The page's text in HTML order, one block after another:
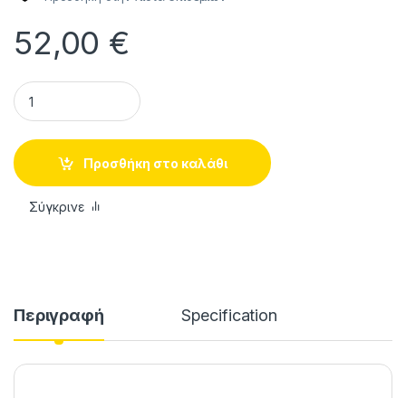
52,00 €
Τάσια Τροχών Αυτοκινήτου 16" Aviator 104066 Carbon
Προσθήκη στο καλάθι
Σύγκρινε
Περιγραφή Specification